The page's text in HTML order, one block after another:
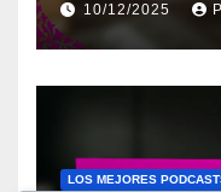
10/12/2025
LOS MEJORES